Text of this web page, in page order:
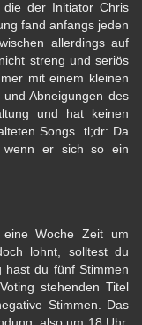
die der Initiator Chris
fand anfangs jeden
allerdings auf
streng und seriös
mit einem kleinen
Abneigungen des
und hat keinen
Songs. tl;dr: Da
wenn er sich so ein
Woche Zeit um
lohnt, solltest du
hast du fünf Stimmen
stehenden Titel
Stimmen. Das